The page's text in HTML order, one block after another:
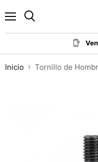
Inicio Tornillo de